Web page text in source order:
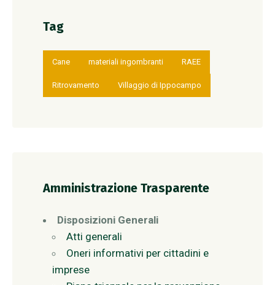
Tag
Cane materiali ingombranti RAEE
Ritrovamento Villaggio di Ippocampo
Amministrazione Trasparente
Disposizioni Generali
Atti generali
Oneri informativi per cittadini e
imprese